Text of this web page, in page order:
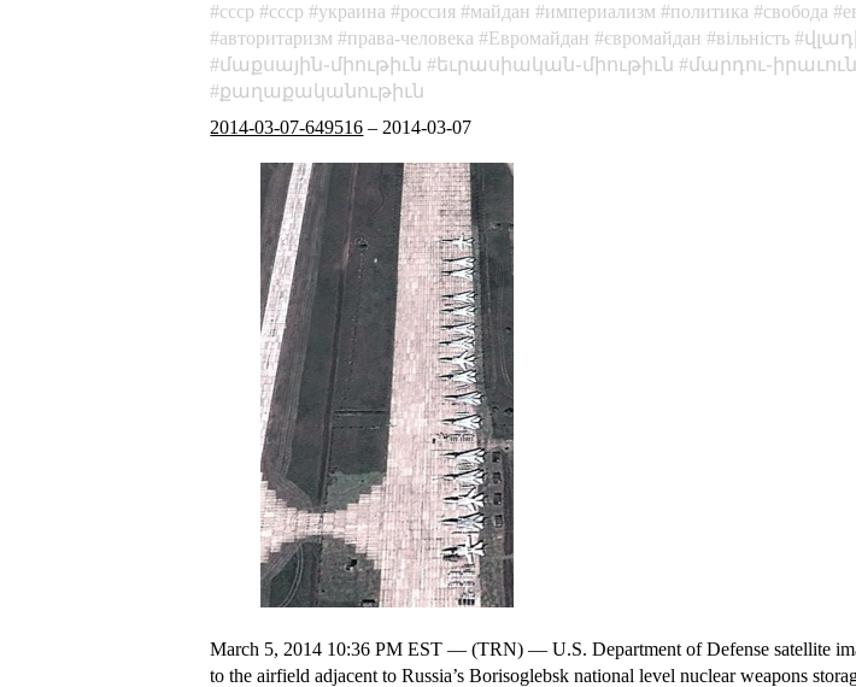
cccp
ссср украина россия майдан империализм политика свобода
авторитаризм
права-человека Евромайдан євромайдан вільність
մաքսային֊միութիւն
եւրասիական֊միութիւն
քաղաքականութիւն
2014-03-07-649516 – 2014-03-07
March 5, 2014 10:36 PM EST — (TRN) — U.S. Department of Defense satellite
to the airfield adjacent to Russia’s Borisoglebsk national level nuclear weapons